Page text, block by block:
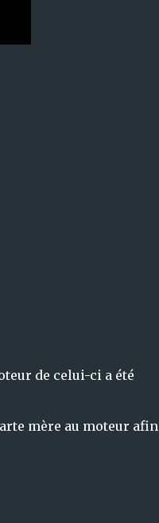
de celui-ci a été
mère au moteur afin